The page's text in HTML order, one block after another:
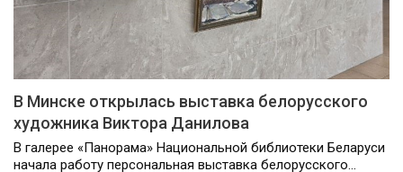
В Минске открылась выставка белорусского
художника Виктора Данилова
В галерее «Панорама» Национальной библиотеки Беларуси
начала работу персональная выставка белорусского…